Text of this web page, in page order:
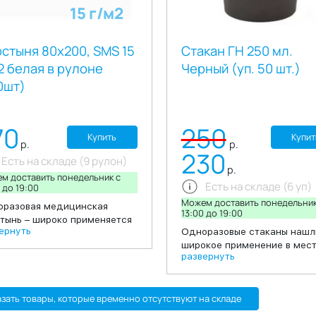
15 г/м2
80х200, SMS 15
белая в рулоне
р.
Купить
медицинская
– широко применяется
медицины и индустрии
Изготавливается из
M - мелтблаун, S -
Простыни
индивидуально
Есть на складе (9 рулон)
доставить понедельник c
до 19:00
Стакан ГН 250 мл.
Черный (уп. 50 шт.)
250 р.
230 р.
Одноразовые стаканы
широкое применение в
общественного питания,
шопов, киосков с уличной
офисных столовых а также
проведении праздников в
домашних условиях,
развернуть
Есть на складе (6 уп)
Можем доставить
13:00 до 19:00
товары, которые временно отсутствуют на складе